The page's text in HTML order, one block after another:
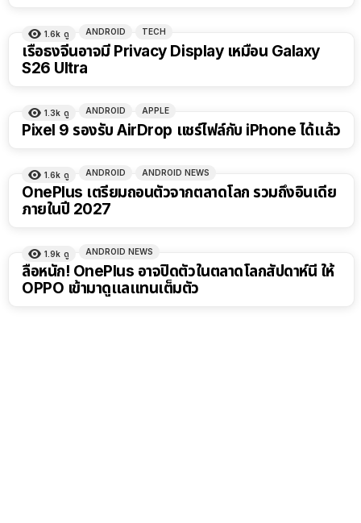
1.6k ดู ANDROID TECH
เรือธงจีนอาจมี Privacy Display เหมือน Galaxy
S26 Ultra
1.3k ดู ANDROID APPLE
Pixel 9 รองรับ AirDrop แชร์ไฟล์กับ iPhone ได้แล้ว
1.6k ดู ANDROID ANDROID NEWS
OnePlus เตรียมถอนตัวจากตลาดโลก รวมถึงอินเดีย
ภายในปี 2027
1.9k ดู ANDROID NEWS
ลือหนัก! OnePlus อาจปิดตัวในตลาดโลกสัปดาห์นี้ ให้
OPPO เข้ามาดูแลแทนเต็มตัว